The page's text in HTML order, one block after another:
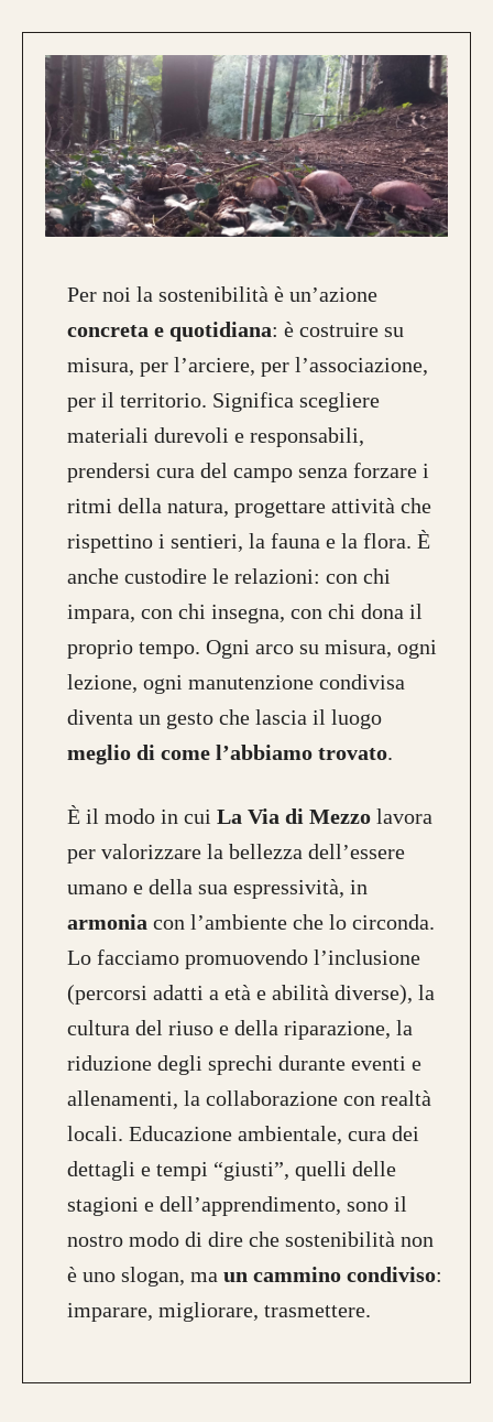
Per noi la sostenibilità è un’azione
concreta e quotidiana: è costruire su
misura, per l’arciere, per l’associazione,
per il territorio. Significa scegliere
materiali durevoli e responsabili,
prendersi cura del campo senza forzare i
ritmi della natura, progettare attività che
rispettino i sentieri, la fauna e la flora. È
anche custodire le relazioni: con chi
impara, con chi insegna, con chi dona il
proprio tempo. Ogni arco su misura, ogni
lezione, ogni manutenzione condivisa
diventa un gesto che lascia il luogo
meglio di come l’abbiamo trovato.
È il modo in cui La Via di Mezzo lavora
per valorizzare la bellezza dell’essere
umano e della sua espressività, in
armonia con l’ambiente che lo circonda.
Lo facciamo promuovendo l’inclusione
(percorsi adatti a età e abilità diverse), la
cultura del riuso e della riparazione, la
riduzione degli sprechi durante eventi e
allenamenti, la collaborazione con realtà
locali. Educazione ambientale, cura dei
dettagli e tempi “giusti”, quelli delle
stagioni e dell’apprendimento, sono il
nostro modo di dire che sostenibilità non
è uno slogan, ma un cammino condiviso:
imparare, migliorare, trasmettere.